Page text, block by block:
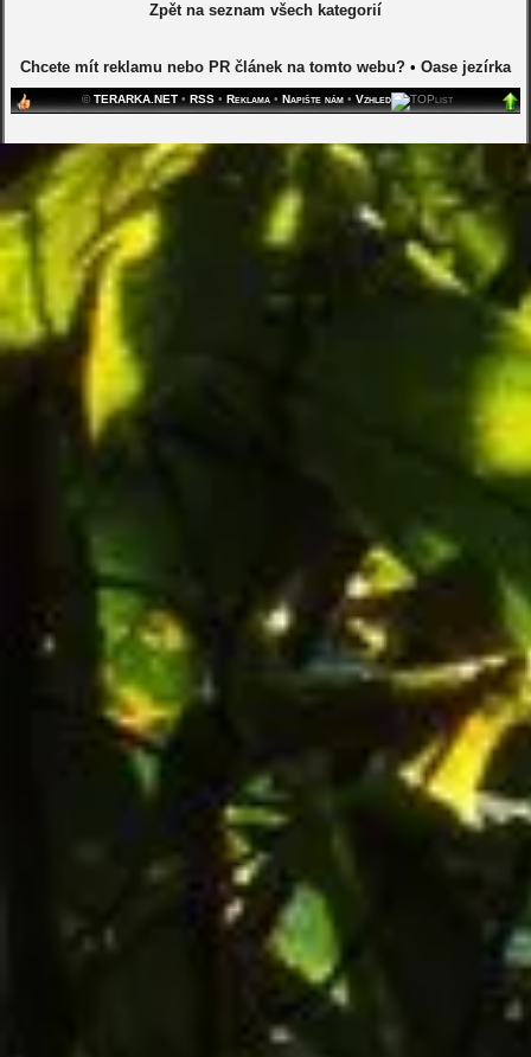
Zpět na seznam všech kategorií
Chcete mít reklamu nebo PR článek na tomto webu?• Oase jezírka
©TERARKA.NET• RSS• Reklama• Napište nám• Vzhled